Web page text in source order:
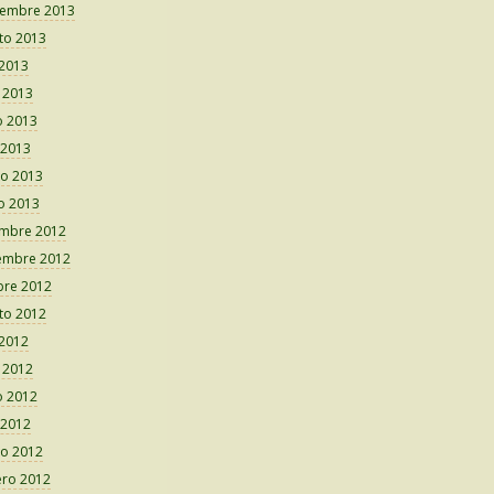
2013
2013
2013
2013
2013
2012
2012
2012
2012
2012
2012
2012